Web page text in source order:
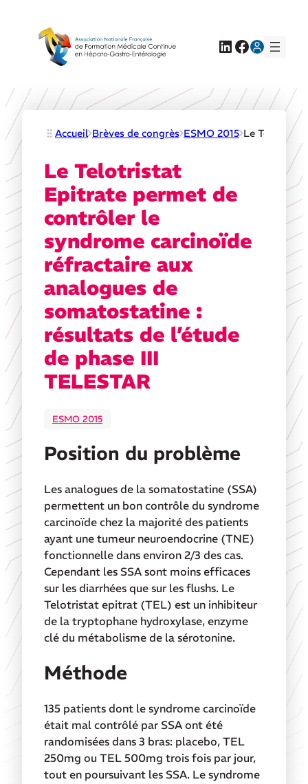
LinkedIn
Facebook
Accueil Brèves de congrès ESMO 2015 Le
Le Telotristat
Epitrate permet de
contrôler le
syndrome carcinoïde
réfractaire aux
analogues de
somatostatine :
résultats de l’étude
de phase III
TELESTAR
ESMO 2015
Position du problème
Les analogues de la somatostatine (SSA)
permettent un bon contrôle du syndrome
carcinoïde chez la majorité des patients
ayant une tumeur neuroendocrine (TNE)
fonctionnelle dans environ 2/3 des cas.
Cependant les SSA sont moins efficaces
sur les diarrhées que sur les flushs. Le
Telotristat epitrat (TEL) est un inhibiteur
de la tryptophane hydroxylase, enzyme
clé du métabolisme de la sérotonine.
Méthode
135 patients dont le syndrome carcinoïde
était mal contrôlé par SSA ont été
randomisées dans 3 bras: placebo, TEL
250mg ou TEL 500mg trois fois par jour,
tout en poursuivant les SSA. Le syndrome